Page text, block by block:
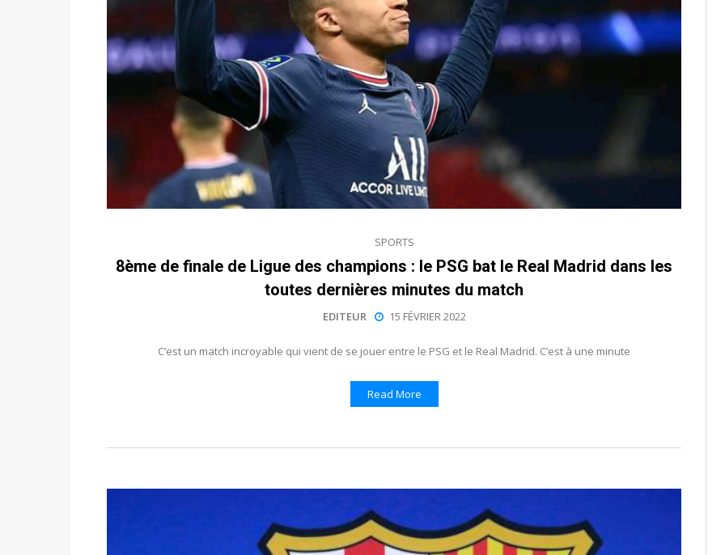
Suite de la publication des résultats partiels des élections de mai
ce 03 juin à 14h
SPORTS
8ème de finale de Ligue des champions : le PSG bat le Real Madrid dans les
toutes dernières minutes du match
EDITEUR 15 FÉVRIER 2022
C’est un match incroyable qui vient de se jouer entre le PSG et le Real Madrid. C’est à une minute
Read More